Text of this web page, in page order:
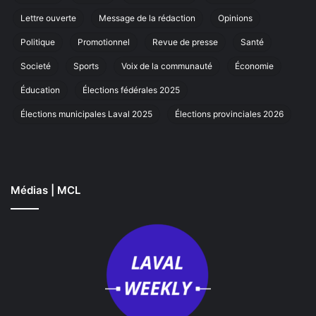
Laval
Lettre ouverte Message de la rédaction Opinions
Politique Promotionnel Revue de presse Santé
Societé Sports Voix de la communauté Économie
Éducation Élections fédérales 2025
Élections municipales Laval 2025 Élections provinciales 2026
Médias | MCL